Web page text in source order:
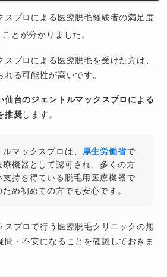
スプロによる医療脱毛経験者の満足度
とが分かりました。
プロによる医療脱毛を受けた方は、
る可能性が高いです。
仙台のジェントルマックスプロによる
推奨します。
マックスプロは、 厚生労働省で
療機器として認可され、多くの方
支持を得ている脱毛用医療機器で
め初めての方でも安心です。
スプロで行う医療脱毛クリニックの無
問・不安になることを確認しておきま